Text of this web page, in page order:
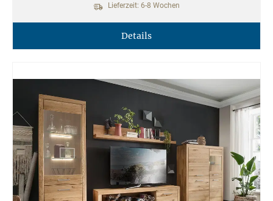
Lieferzeit: 6-8 Wochen
Details